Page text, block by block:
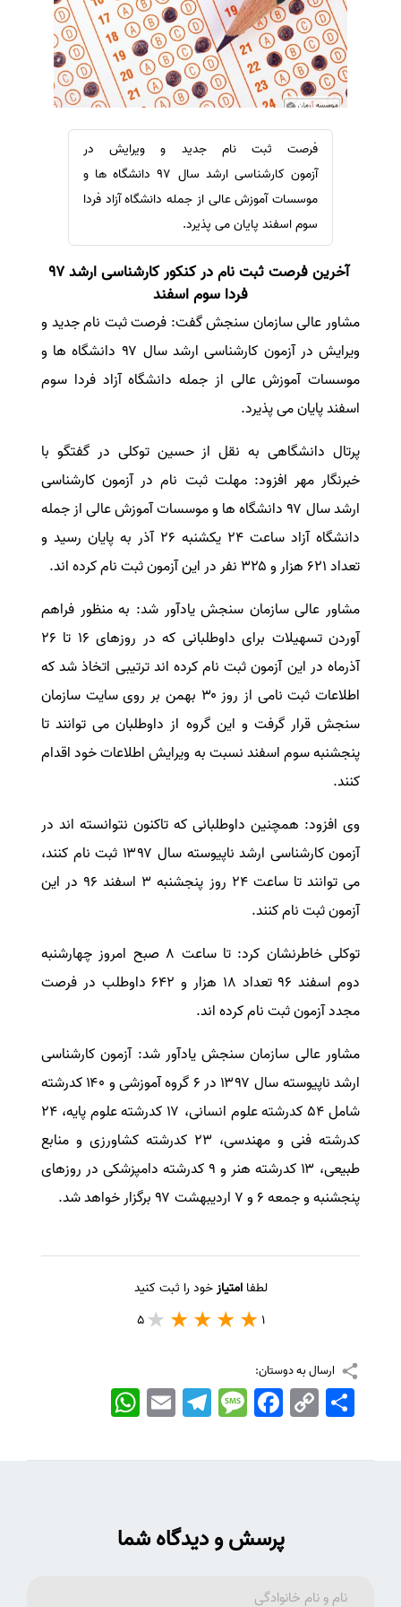
ترجمه عربی به فارسی
مشاهده همه زبان ها
سفارش ویرایش
سفارش پارافریز
سفارش فرمت‌بندی
سفارش کاهش کمیت
سفارش معرفی مجله
سفارش معرفی مقاله
سفارش معرفی کتاب
سفارش چکیده مبسوط
سفارش گویندگی
سفارش تولید محتوا
سفارش ترجمه همزمان
سفارش چکیده گرافیکی
سفارش تهیه کاورلتر
فرصت ثبت نام جدید و ویرایش در
آزمون کارشناسی ارشد سال ۹۷ دانشگاه ها و
موسسات آموزش عالی از جمله دانشگاه آزاد فردا
سوم اسفند پایان می پذیرد.
آخرین فرصت ثبت نام در کنکور کارشناسی ارشد ۹۷
فردا سوم اسفند
مشاور عالی سازمان سنجش گفت: فرصت ثبت نام جدید و
ویرایش در آزمون کارشناسی ارشد سال ۹۷ دانشگاه ها و
موسسات آموزش عالی از جمله دانشگاه آزاد فردا سوم
اسفند پایان می پذیرد.
پرتال دانشگاهی به نقل از حسین توکلی در گفتگو با
خبرنگار مهر افزود: مهلت ثبت نام در آزمون کارشناسی
ارشد سال ۹۷ دانشگاه ها و موسسات آموزش عالی از جمله
دانشگاه آزاد ساعت ۲۴ یکشنبه ۲۶ آذر به پایان رسید و
تعداد ۶۲۱ هزار و ۳۲۵ نفر در این آزمون ثبت نام کرده اند.
مشاور عالی سازمان سنجش یادآور شد: به منظور فراهم
آوردن تسهیلات برای داوطلبانی که در روزهای ۱۶ تا ۲۶
آذرماه در این آزمون ثبت نام کرده اند ترتیبی اتخاذ شد که
اطلاعات ثبت نامی از روز ۳۰ بهمن بر روی سایت سازمان
سنجش قرار گرفت و این گروه از داوطلبان می توانند تا
پنجشنبه سوم اسفند نسبت به ویرایش اطلاعات خود اقدام
کنند.
وی افزود: همچنین داوطلبانی که تاکنون نتوانسته اند در
آزمون کارشناسی ارشد ناپیوسته سال ۱۳۹۷ ثبت نام کنند،
می توانند تا ساعت ۲۴ روز پنجشنبه ۳ اسفند ۹۶ در این
آزمون ثبت نام کنند.
توکلی خاطرنشان کرد: تا ساعت ۸ صبح امروز چهارشنبه
دوم اسفند ۹۶ تعداد ۱۸ هزار و ۶۴۲ داوطلب در فرصت
مجدد آزمون ثبت نام کرده اند.
مشاور عالی سازمان سنجش یادآور شد: آزمون کارشناسی
ارشد ناپیوسته سال ۱۳۹۷ در ۶ گروه آموزشی و ۱۴۰ کدرشته
شامل ۵۴ کدرشته علوم انسانی، ۱۷ کدرشته علوم پایه، ۲۴
کدرشته فنی و مهندسی، ۲۳ کدرشته کشاورزی و منابع
طبیعی، ۱۳ کدرشته هنر و ۹ کدرشته دامپزشکی در روزهای
پنجشنبه و جمعه ۶ و ۷ اردیبهشت ۹۷ برگزار خواهد شد.
لطفاامتیازخود را ثبت کنید
1
5
ارسال به دوستان:
WhatsApp EmailTelegramMessageFacebook Copy
Link
اشتراک
پرسش و دیدگاه شما